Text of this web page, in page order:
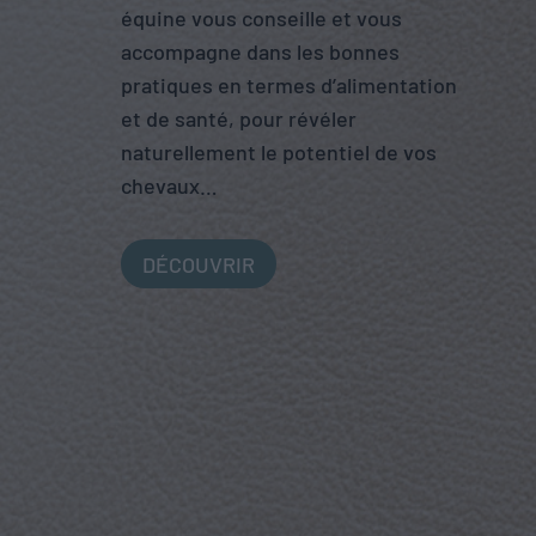
équine vous conseille et vous
accompagne dans les bonnes
pratiques en termes d’alimentation
et de santé, pour révéler
naturellement le potentiel de vos
chevaux…
DÉCOUVRIR